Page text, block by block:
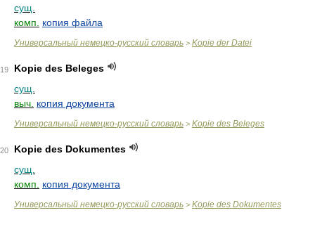
сущ.
комп.
копия файла
Универсальный немецко-русский словарь > Kopie der Datei
19
Kopie des Beleges
сущ.
выч. копия документа
Универсальный немецко-русский словарь > Kopie des Beleges
20
Kopie des Dokumentes
сущ.
комп.
копия документа
Универсальный немецко-русский словарь > Kopie des Dokumentes